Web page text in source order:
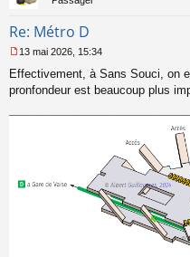
Re: Métro D
e
s
a
n
13 mai 2026, 15:34
Effectivement, à Sans Souci, on
pronfondeur est beaucoup plus